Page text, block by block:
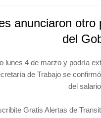
anunciaron
del
lunes 4 de marzo y podría
de Trabajo se
del
Gratis Alertas de